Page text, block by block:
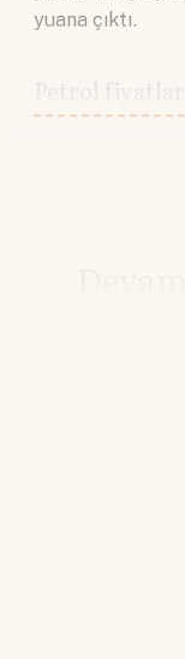
yuana çıktı.
Petrol